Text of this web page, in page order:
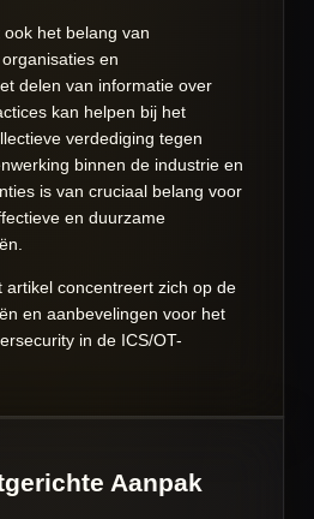
het belang van
en
delen van informatie over
kan helpen bij het
verdediging tegen
binnen de industrie en
is van cruciaal belang voor
en duurzame
artikel concentreert zich op de
en aanbevelingen voor het
in de ICS/OT-
Aanpak